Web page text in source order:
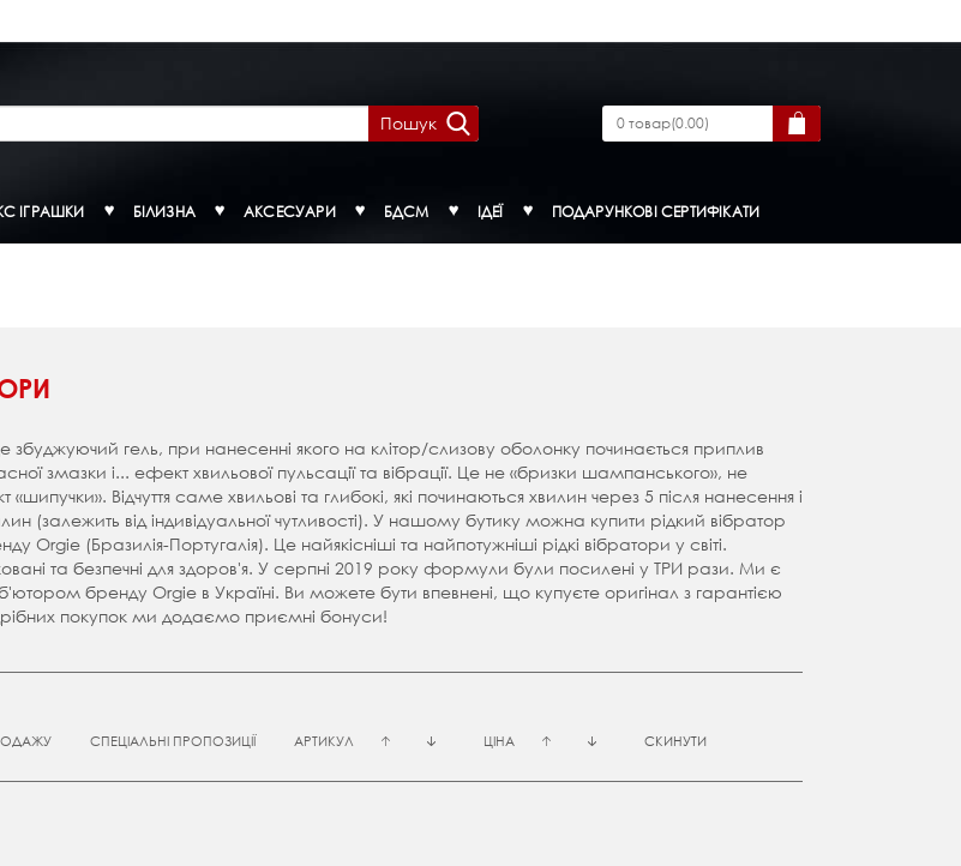
Пошук 0товар(0.00)
ІГРАШКИ БІЛИЗНА АКСЕСУАРИ БДСМ ІДЕЇ ПОДАРУНКОВІ СЕРТИФІКАТИ
збуджуючий гель, при нанесенні якого на клітор/слизову оболонку починається приплив
змазки і... ефект хвильової пульсації та вібрації. Це не «бризки шампанського», не
Відчуття саме хвильові та глибокі, які починаються хвилин через 5 після нанесення і
(залежить від індивідуальної чутливості). У нашому бутику можна купити рідкий вібратор
Orgie (Бразилія-Португалія). Це найякісніші та найпотужніші рідкі вібратори у світі.
та безпечні для здоров'я. У серпні 2019 року формули були посилені у ТРИ рази. Ми є
бренду Orgie в Україні. Ви можете бути впевнені, що купуєте оригінал з гарантією
покупок ми додаємо приємні бонуси!
СПЕЦІАЛЬНІ ПРОПОЗИЦІЇ АРТИКУЛ ЦІНА СКИНУТИ